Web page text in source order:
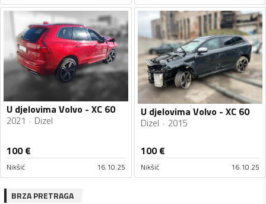
U djelovima Volvo - XC 60
2021 Dizel
100€
Nikšić 16.10.25
U djelovima Volvo - XC 60
Dizel 2015
100€
Nikšić 16.10.25
BRZA PRETRAGA